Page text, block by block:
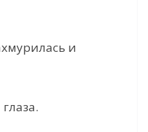
и